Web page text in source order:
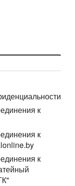
к
к
к